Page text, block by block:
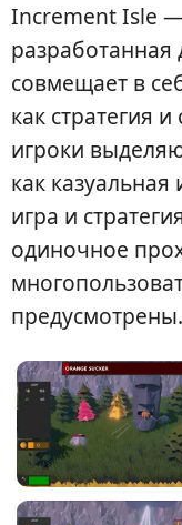
Increment Isle
совмещает в
как стратегия
игроки
как
игра и
одиночное
предусмотрены.